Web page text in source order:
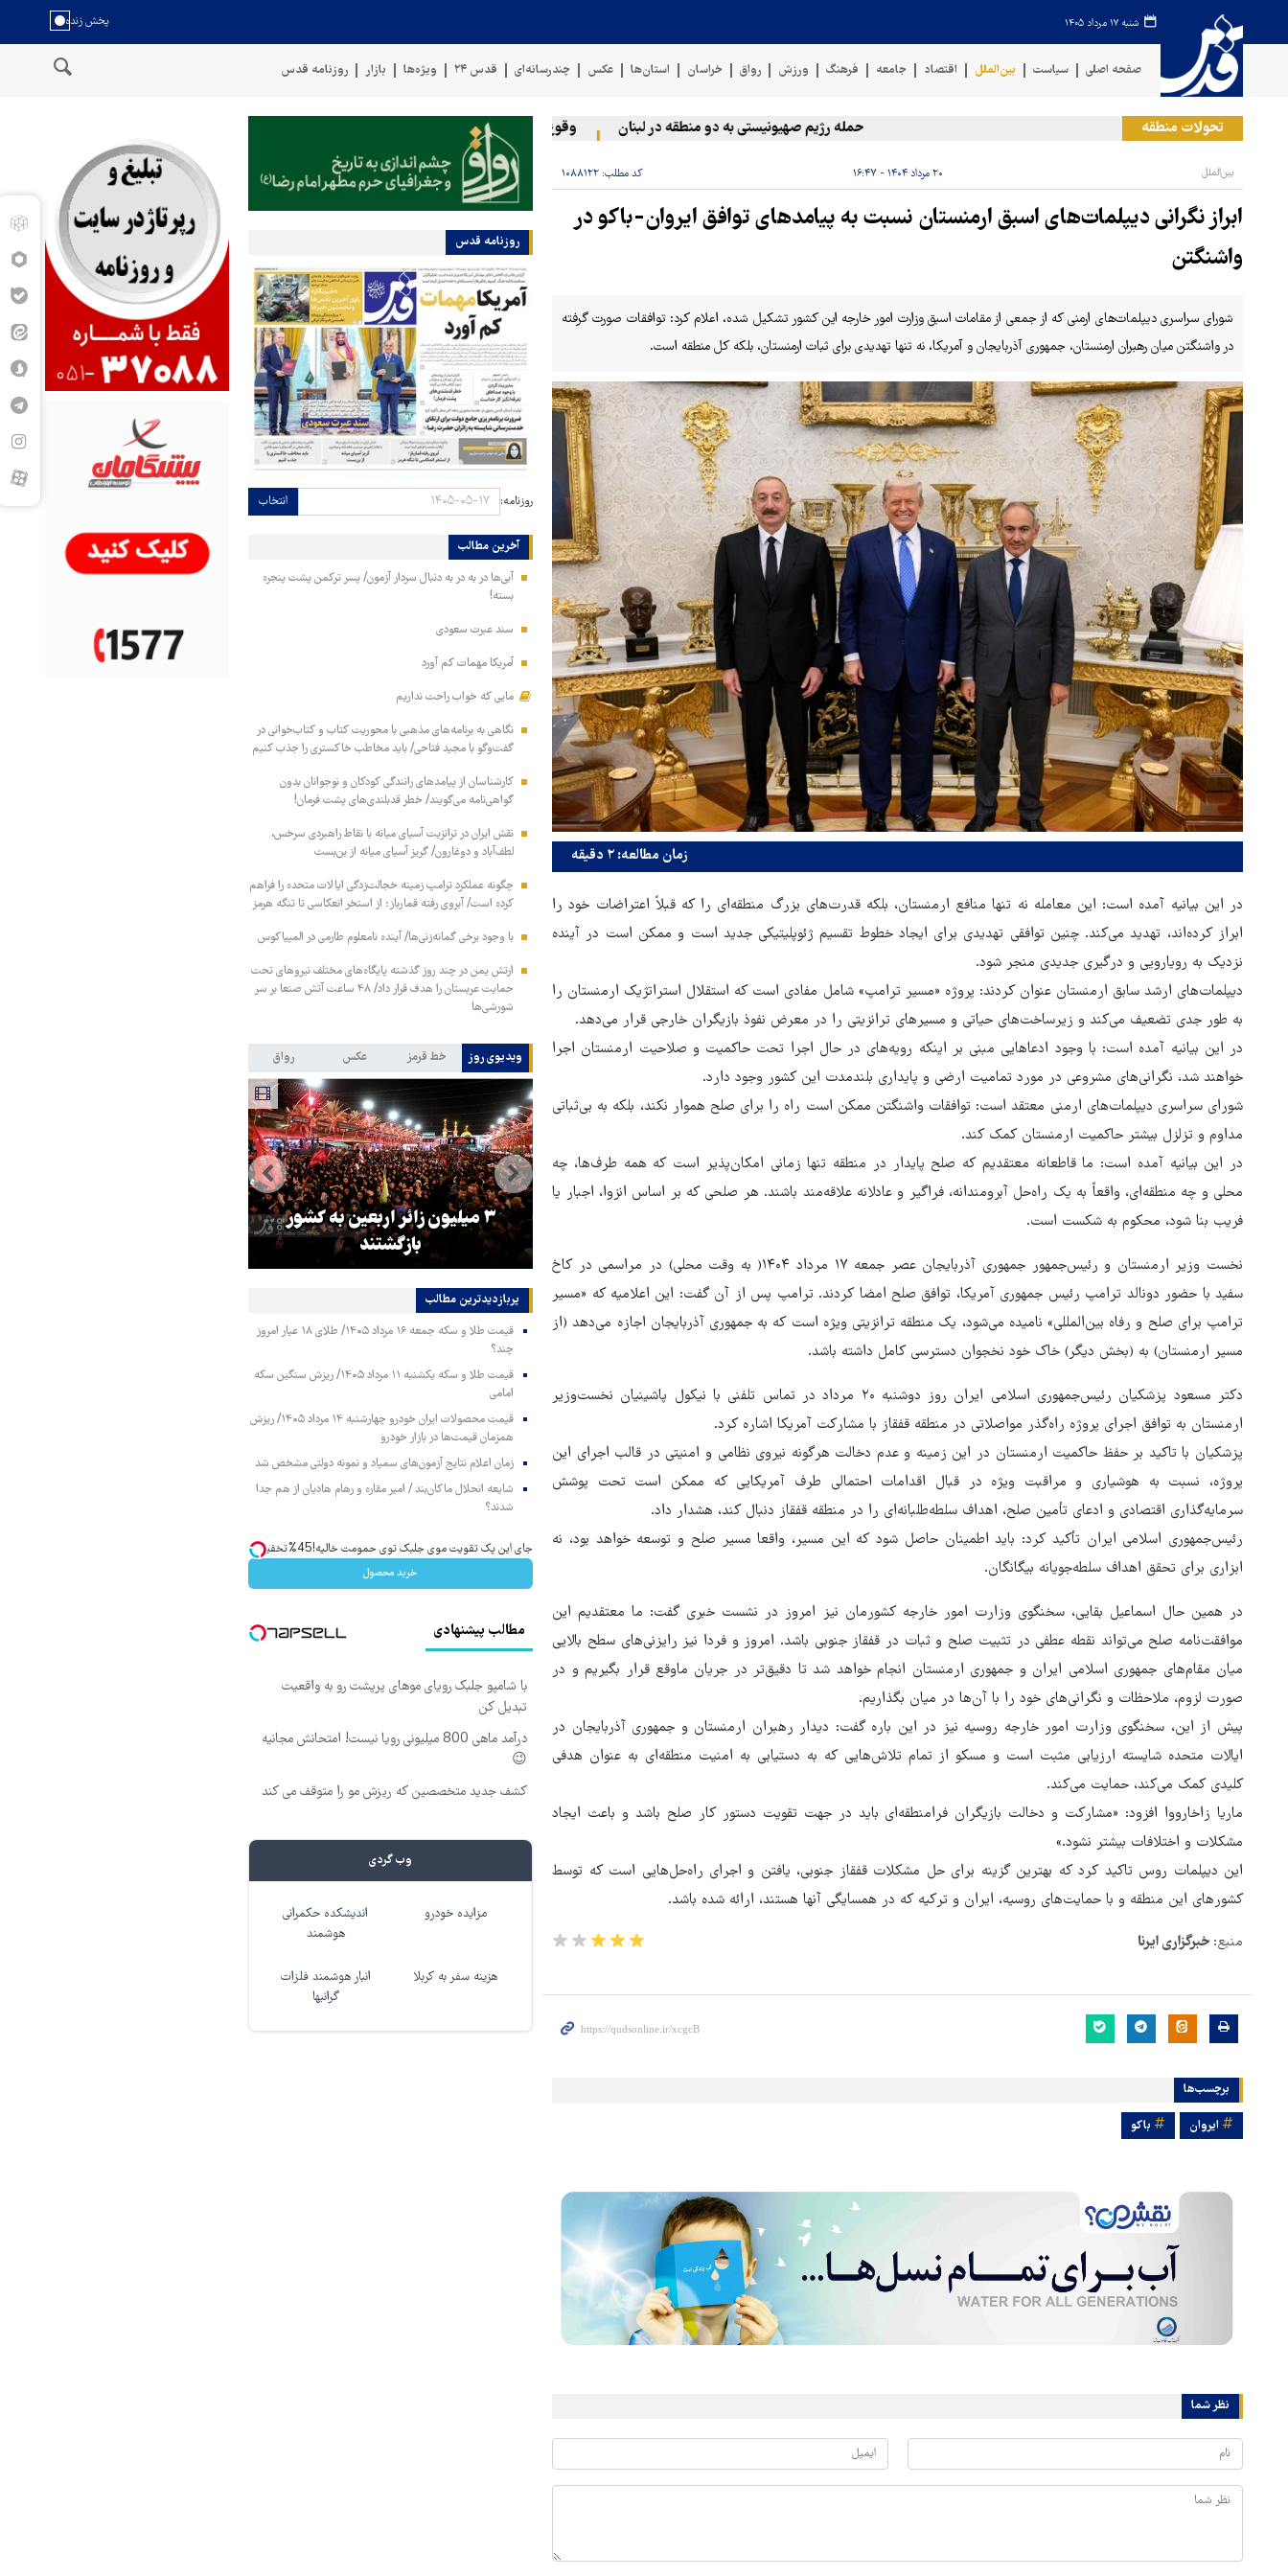
شنبه ۱۷ مرداد ۱۴۰۵
صفحه اصلی سیاست بین‌الملل اقتصاد جامعه فرهنگ ورزش رواق خراسان استان‌ها عکس چندرسانه‌ای قدس ۲۴ ویژه‌ها بازار روزنامه قدس
تحولات منطقه حمله رژیم صهیونیستی به دو منطقه در لبنان وقوع حادثه دریایی در سواحل عمان
بین‌الملل ۲۰ مرداد ۱۴۰۴ - ۱۶:۴۷ کد مطلب: ۱۰۸۸۱۲۲
ابراز نگرانی دیپلمات‌های اسبق ارمنستان نسبت به پیامدهای توافق ایروان-باکو در
واشنگتن
شورای سراسری دیپلمات‌های ارمنی که از جمعی از مقامات اسبق وزارت امور خارجه این کشور تشکیل شده،‌ اعلام کرد: توافقات صورت‌ گرفته
در واشنگتن میان رهبران ارمنستان، جمهوری آذربایجان و آمریکا، نه تنها تهدیدی برای ثبات ارمنستان، بلکه کل منطقه است.
زمان مطالعه: ۲ دقیقه
در این بیانیه آمده است:‌ این معامله نه تنها منافع ارمنستان، بلکه قدرت‌های بزرگ منطقه‌ای را که قبلاً اعتراضات خود را
ابراز کرده‌اند، تهدید می‌کند. چنین توافقی تهدیدی برای ایجاد خطوط تقسیم ژئوپلیتیکی جدید است و ممکن است در آینده
نزدیک به رویارویی و درگیری جدیدی منجر شود.
دیپلمات‌های ارشد سابق ارمنستان عنوان کردند: پروژه «مسیر ترامپ» شامل مفادی است که استقلال استراتژیک ارمنستان را
به طور جدی تضعیف می‌کند و زیرساخت‌های حیاتی و مسیرهای ترانزیتی را در معرض نفوذ بازیگران خارجی قرار می‌دهد.
در این بیانیه آمده است: با وجود ادعاهایی مبنی بر اینکه رویه‌های در حال اجرا تحت حاکمیت و صلاحیت ارمنستان اجرا
خواهند شد، نگرانی‌های مشروعی در مورد تمامیت ارضی و پایداری بلندمدت این کشور وجود دارد.
شورای سراسری دیپلمات‌های ارمنی معتقد است: توافقات واشنگتن ممکن است راه را برای صلح هموار نکند، بلکه به بی‌ثباتی
مداوم و تزلزل بیشتر حاکمیت ارمنستان کمک کند.
در این بیانیه آمده است: ما قاطعانه معتقدیم که صلح پایدار در منطقه تنها زمانی امکان‌پذیر است که همه طرف‌ها، چه
محلی و چه منطقه‌ای، واقعاً به یک راه‌حل آبرومندانه، فراگیر و عادلانه علاقه‌مند باشند. هر صلحی که بر اساس انزوا، اجبار یا
فریب بنا شود، محکوم به شکست است.
نخست وزیر ارمنستان و رئیس‌جمهور جمهوری آذربایجان عصر جمعه ۱۷ مرداد ۱۴۰۴( به وقت محلی) در مراسمی در کاخ
سفید با حضور دونالد ترامپ رئیس جمهوری آمریکا، توافق صلح امضا کردند. ترامپ پس از آن گفت:‌ این اعلامیه که «مسیر
ترامپ برای صلح و رفاه بین‌المللی» نامیده می‌شود، یک منطقه ترانزیتی ویژه است که به جمهوری آذربایجان اجازه می‌دهد (از
مسیر ارمنستان) به (بخش دیگر) خاک خود نخجوان دسترسی کامل داشته باشد.
دکتر مسعود پزشکیان رئیس‌جمهوری اسلامی ایران روز دوشنبه ۲۰ مرداد در تماس تلفنی با نیکول پاشینیان نخست‌وزیر
ارمنستان به توافق اجرای پروژه راه‌گذر مواصلاتی در منطقه قفقاز با مشارکت آمریکا اشاره کرد.
پزشکیان با تاکید بر حفظ حاکمیت ارمنستان در این زمینه و عدم دخالت هرگونه نیروی نظامی و امنیتی در قالب اجرای این
پروژه، نسبت به هوشیاری و مراقبت ویژه در قبال اقدامات احتمالی طرف آمریکایی که ممکن است تحت پوشش
سرمایه‌گذاری اقتصادی و ادعای تأمین صلح، اهداف سلطه‌طلبانه‌ای را در منطقه قفقاز دنبال کند، هشدار داد.
رئیس‌جمهوری اسلامی ایران تأکید کرد: باید اطمینان حاصل شود که این مسیر، واقعا مسیر صلح و توسعه خواهد بود، نه
ابزاری برای تحقق اهداف سلطه‌جویانه بیگانگان.
در همین حال اسماعیل بقایی، سخنگوی وزارت امور خارجه کشورمان نیز امروز در نشست خبری گفت: ما معتقدیم این
موافقت‌نامه صلح می‌تواند نقطه عطفی در تثبیت صلح و ثبات در قفقاز جنوبی باشد. امروز و فردا نیز رایزنی‌های سطح بالایی
میان مقام‌های جمهوری اسلامی ایران و جمهوری ارمنستان انجام خواهد شد تا دقیق‌تر در جریان ماوقع قرار بگیریم و در
صورت لزوم، ملاحظات و نگرانی‌های خود را با آن‌ها در میان بگذاریم.
پیش از این، سخنگوی وزارت امور خارجه روسیه نیز در این باره گفت: دیدار رهبران ارمنستان و جمهوری آذربایجان در
ایالات متحده شایسته ارزیابی مثبت است و مسکو از تمام تلاش‌هایی که به دستیابی به امنیت منطقه‌ای به عنوان هدفی
کلیدی کمک می‌کند، حمایت می‌کند.
ماریا زاخارووا افزود: «مشارکت و دخالت بازیگران فرامنطقه‌ای باید در جهت تقویت دستور کار صلح باشد و باعث ایجاد
مشکلات و اختلافات بیشتر نشود.»
این دیپلمات روس تاکید کرد که بهترین گزینه برای حل مشکلات قفقاز جنوبی، یافتن و اجرای راه‌حل‌هایی است که توسط
کشورهای این منطقه و با حمایت‌های روسیه، ایران و ترکیه که در همسایگی آنها هستند، ارائه شده باشد.
منبع: خبرگزاری ایرنا
برچسب‌ها
ایروان باکو
نظر شما
روزنامه قدس
روزنامه: انتخاب
آخرین مطالب
آبی‌ها در به در به دنبال سردار آزمون/ پسر ترکمن پشت پنجره
بسته!
سند عبرت سعودی
آمریکا مهمات کم آورد
مایی که خواب راحت نداریم
نگاهی به برنامه‌های مذهبی با محوریت کتاب و کتاب‌خوانی در
گفت‌وگو با مجید فتاحی/ باید مخاطب خاکستری را جذب کنیم
کارشناسان از پیامدهای رانندگی کودکان و نوجوانان بدون
گواهی‌نامه می‌گویند/ خطر قدبلندی‌های پشت فرمان!
نقش ایران در ترانزیت آسیای میانه با نقاط راهبردی سرخس،
لطف‌آباد و دوغارون/ گریز آسیای میانه از بن‌بست
چگونه عملکرد ترامپ زمینه خجالت‌زدگی ایالات متحده را فراهم
کرده است/ آبروی رفته قمارباز؛ از استخر انعکاسی تا تنگه هرمز
با وجود برخی گمانه‌زنی‌ها/ آینده نامعلوم طارمی در المپیاکوس
ارتش یمن در چند روز گذشته پایگاه‌های مختلف نیروهای تحت
حمایت عربستان را هدف قرار داد/ ۴۸ ساعت آتش صنعا بر سر
شورشی‌ها
ویدیوی روز خط قرمز عکس رواق
هماهنگی محور مقاومت، آمریکا را
۳ میلیون زائر اربعین به کشور
بازگشتند
پربازدیدترین‌ مطالب
قیمت طلا و سکه جمعه ۱۶ مرداد ۱۴۰۵/ طلای ۱۸ عیار امروز
چند؟
قیمت طلا و سکه یکشنبه ۱۱ مرداد ۱۴۰۵/ ریزش سنگین سکه
امامی
قیمت محصولات ایران خودرو چهارشنبه ۱۴ مرداد ۱۴۰۵/ ریزش
همزمان قیمت‌ها در بازار خودرو
زمان اعلام نتایج آزمون‌های سمپاد و نمونه دولتی مشخص شد
شایعه انحلال ماکان‌بند / امیر مقاره و رهام هادیان از هم جدا
شدند؟
جای این پک تقویت موی جلبک توی حمومت خالیه!45%تخفیف
خرید محصول
مطالب پیشنهادی
با شامپو جلبک رویای موهای پرپشت رو به واقعیت
تبدیل کن
درآمد ماهی 800 میلیونی رویا نیست! امتحانش مجانیه
😉
کشف جدید متخصصین که ریزش مو را متوقف می کند
وب گردی
مزایده خودرو
اندیشکده حکمرانی
هوشمند
هزینه سفر به کربلا
انبار هوشمند فلزات
گرانبها